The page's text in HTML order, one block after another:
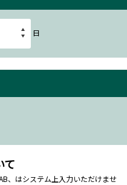
日
て
、はシステム上入力いただけませ